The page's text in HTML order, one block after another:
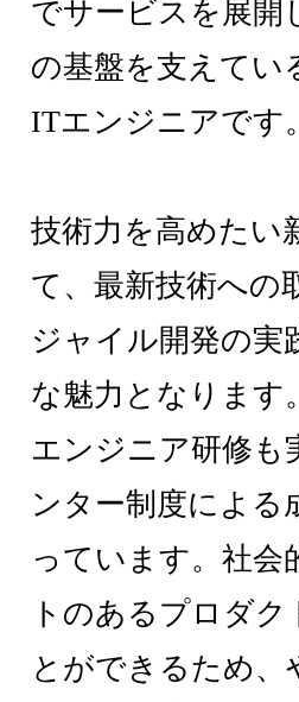
でサービスを展開
の基盤を支えてい
ITエンジニアです。
技術力を高めたい
て、最新技術への
ジャイル開発の実
な魅力となります
エンジニア研修も
ンター制度による
っています。社会
トのあるプロダク
とができるため、